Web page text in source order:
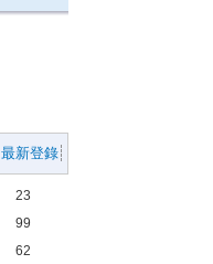
最新登錄
23
99
62